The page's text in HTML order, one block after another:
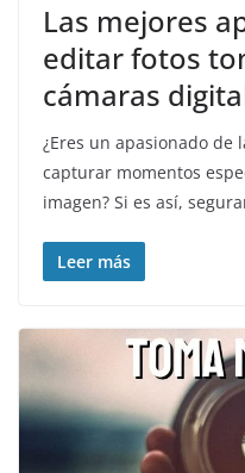
Las mejores
editar fotos
cámaras
¿Eres un apasionado de
capturar momentos
imagen? Si es así,
Leer más